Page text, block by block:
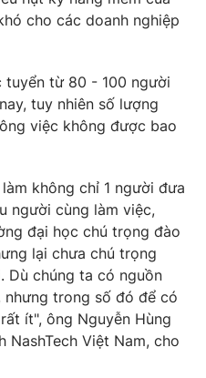
nếu không có sự chấp
VTV.vn khi phát hành lại
cho các doanh nghiệp
tuyển từ 80 - 100 người
tuy nhiên số lượng
việc không được bao
không chỉ 1 người đưa
người cùng làm việc,
đại học chú trọng đào
lại chưa chú trọng
Dù chúng ta có nguồn
trong số đó để có
ít", ông Nguyễn Hùng
NashTech Việt Nam, cho